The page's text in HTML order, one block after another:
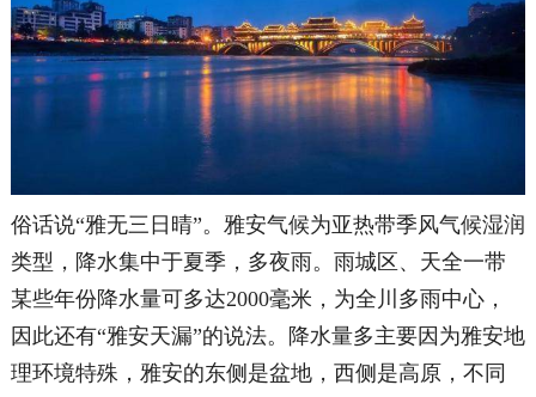
俗话说“雅无三日晴”。 雅安气候为亚热带季风气候湿润
类型，降水集中于夏季，多夜雨。雨城区、天全一带
某些年份降水量可多达2000毫米，为全川多雨中心，
因此还有“雅安天漏”的说法。降水量多主要因为雅安地
理环境特殊，雅安的东侧是盆地，西侧是高原，不同